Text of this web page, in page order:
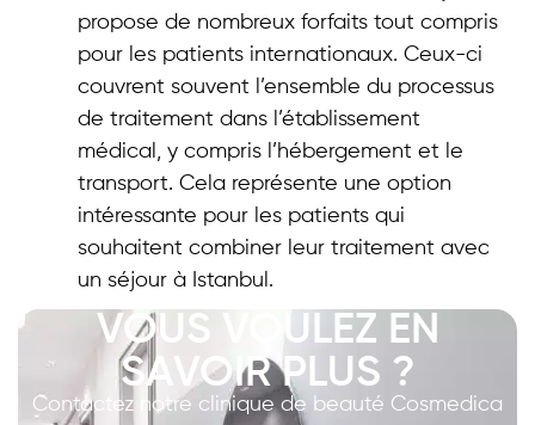
propose de nombreux forfaits tout compris
pour les patients internationaux. Ceux-ci
couvrent souvent l’ensemble du processus
de traitement dans l’établissement
médical, y compris l’hébergement et le
transport. Cela représente une option
intéressante pour les patients qui
souhaitent combiner leur traitement avec
un séjour à Istanbul.
VOUS VOULEZ EN
SAVOIR PLUS ?
Contactez notre clinique de beauté Cosmedica